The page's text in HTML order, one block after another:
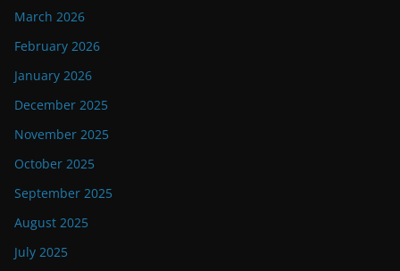
March 2026
February 2026
January 2026
December 2025
November 2025
October 2025
September 2025
August 2025
July 2025